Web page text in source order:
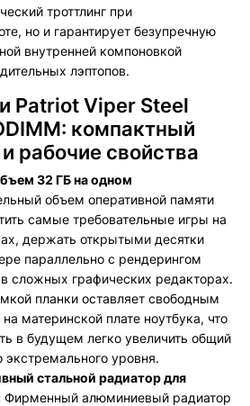
троттлинг при
но и гарантирует безупречную
внутренней компоновкой
лэптопов.
Patriot Viper Steel
компактный
рабочие свойства
32 ГБ на одном
объем оперативной памяти
самые требовательные игры на
держать открытыми десятки
параллельно с рендерингом
сложных графических редакторах.
планки оставляет свободным
материнской плате ноутбука, что
в будущем легко увеличить общий
уровня.
стальной радиатор для
Фирменный алюминиевый радиатор